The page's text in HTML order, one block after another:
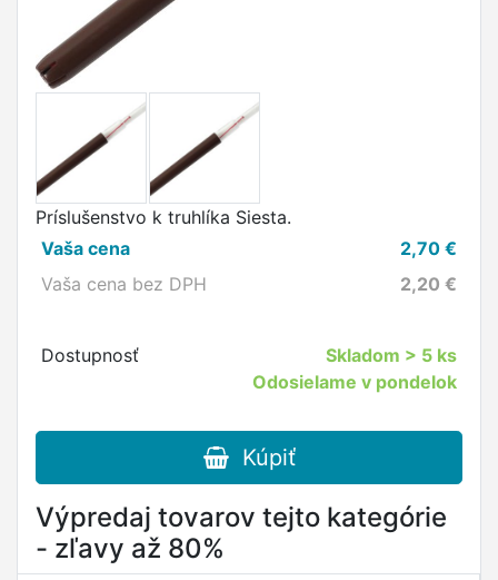
Príslušenstvo k truhlíka Siesta.
Vaša cena
2,70 €
Vaša cena bez DPH
2,20 €
Dostupnosť Skladom > 5 ks
Odosielame v pondelok
Kúpiť
Výpredaj tovarov tejto kategórie
- zľavy až 80%